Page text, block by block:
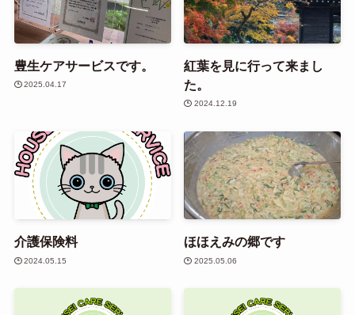
豊生ケアサービスです。
2025.04.17
紅葉を見に行って来まし
た。
2024.12.19
介護保険料
2024.05.15
ほほえみの郷です
2025.05.06